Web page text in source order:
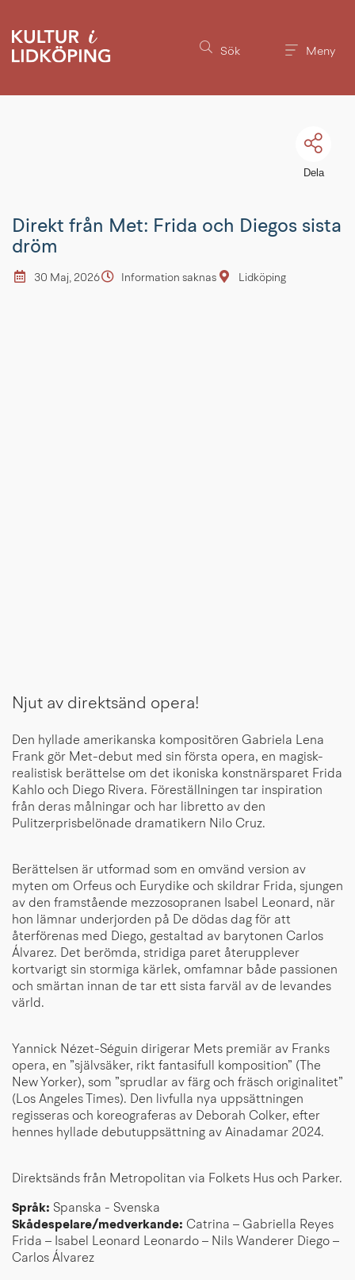
Sök Meny
Dela
Direkt från Met: Frida och Diegos sista
dröm
30 Maj, 2026 Information saknas Lidköping
Njut av direktsänd opera!
Den hyllade amerikanska kompositören Gabriela Lena
Frank gör Met-debut med sin första opera, en magisk-
realistisk berättelse om det ikoniska konstnärsparet Frida
Kahlo och Diego Rivera. Föreställningen tar inspiration
från deras målningar och har libretto av den
Pulitzerprisbelönade dramatikern Nilo Cruz.
Berättelsen är utformad som en omvänd version av
myten om Orfeus och Eurydike och skildrar Frida, sjungen
av den framstående mezzosopranen Isabel Leonard, när
hon lämnar underjorden på De dödas dag för att
återförenas med Diego, gestaltad av barytonen Carlos
Álvarez. Det berömda, stridiga paret återupplever
kortvarigt sin stormiga kärlek, omfamnar både passionen
och smärtan innan de tar ett sista farväl av de levandes
värld.
Yannick Nézet-Séguin dirigerar Mets premiär av Franks
opera, en ”självsäker, rikt fantasifull komposition” (The
New Yorker), som ”sprudlar av färg och fräsch originalitet”
(Los Angeles Times). Den livfulla nya uppsättningen
regisseras och koreograferas av Deborah Colker, efter
hennes hyllade debutuppsättning av Ainadamar 2024.
Direktsänds från Metropolitan via Folkets Hus och Parker.
Språk: Spanska - Svenska
Skådespelare/medverkande: Catrina – Gabriella Reyes
Frida – Isabel Leonard Leonardo – Nils Wanderer Diego –
Carlos Álvarez